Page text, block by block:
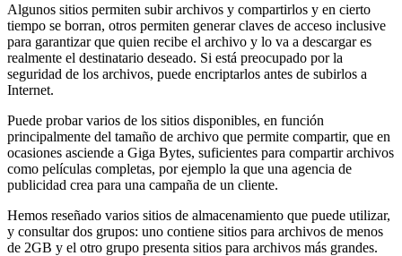
Algunos sitios permiten subir archivos y compartirlos y en cierto
tiempo se borran, otros permiten generar claves de acceso inclusive
para garantizar que quien recibe el archivo y lo va a descargar es
realmente el destinatario deseado. Si está preocupado por la
seguridad de los archivos, puede encriptarlos antes de subirlos a
Internet.
Puede probar varios de los sitios disponibles, en función
principalmente del tamaño de archivo que permite compartir, que en
ocasiones asciende a Giga Bytes, suficientes para compartir archivos
como películas completas, por ejemplo la que una agencia de
publicidad crea para una campaña de un cliente.
Hemos reseñado varios sitios de almacenamiento que puede utilizar,
y consultar dos grupos: uno contiene sitios para archivos de menos
de 2GB y el otro grupo presenta sitios para archivos más grandes.